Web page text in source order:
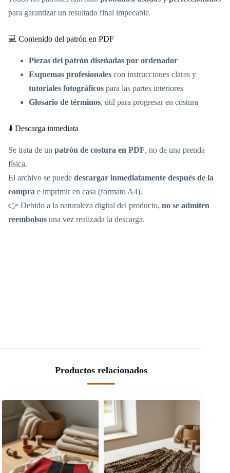
para garantizar un resultado final impecable.
💻 Contenido del patrón en PDF
Piezas del patrón diseñadas por ordenador
Esquemas profesionales con instrucciones claras y
tutoriales fotográficos para las partes interiores
Glosario de términos, útil para progresar en costura
⬇️ Descarga inmediata
Se trata de un patrón de costura en PDF, no de una prenda
física.
El archivo se puede descargar inmediatamente después de la
compra e imprimir en casa (formato A4).
👉 Debido a la naturaleza digital del producto, no se admiten
reembolsos una vez realizada la descarga.
Productos relacionados